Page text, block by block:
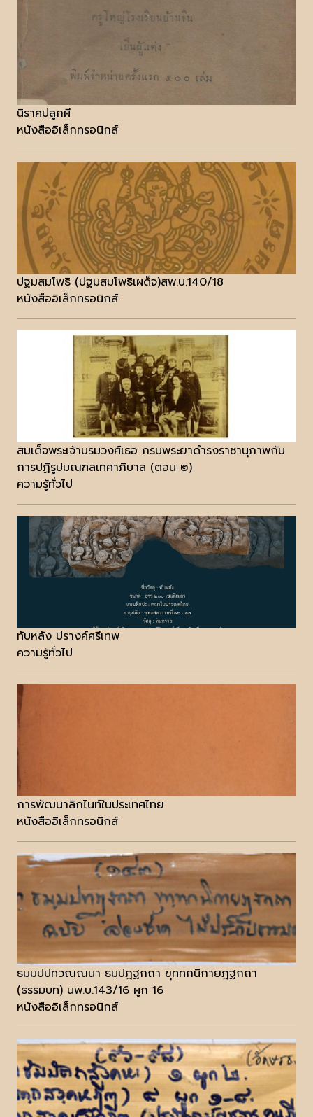
นิราศปลูกผี
หนังสืออิเล็กทรอนิกส์
ปฐมสมโพธิ (ปฐมสมโพธิเผด็จ)สพ.บ.140/18
หนังสืออิเล็กทรอนิกส์
สมเด็จพระเจ้าบรมวงศ์เธอ กรมพระยาดำรงราชานุภาพกับ
การปฏิรูปมณฑลเทศาภิบาล (ตอน ๒)
ความรู้ทั่วไป
ทับหลัง ปรางค์ศรีเทพ
ความรู้ทั่วไป
การพัฒนาลิกไนท์ในประเทศไทย
หนังสืออิเล็กทรอนิกส์
ธมฺมปปทวณฺณนา ธมฺปฎฐกถา ขุทฺทกนิกายฎฐกถา
(ธรรมบท) นพ.บ.143/16 ผูก 16
หนังสืออิเล็กทรอนิกส์